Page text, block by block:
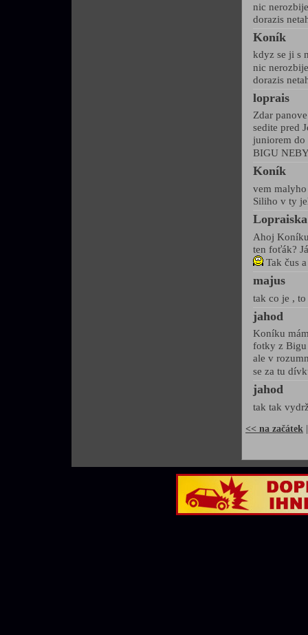
nic
dorazis
Koník
kdyz se ji s
nic
dorazis
loprais
Zdar
sedite pred
juniorem
BIGU
Koník
vem
Siliho v ty
Lopraiska
Ahoj
ten foťák?
Tak čus
majus
tak co je ,
jahod
Koníku
fotky z Bigu
ale v
se za tu
jahod
tak tak
<< na začátek